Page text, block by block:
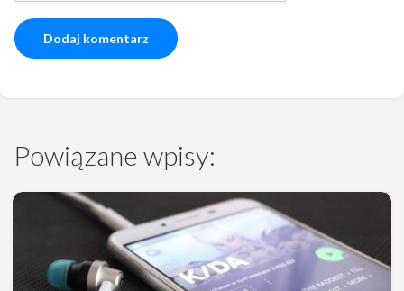
Powiązane wpisy: